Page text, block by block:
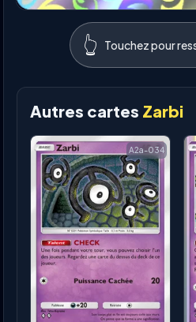
👆 Touchez pour
Autres cartes Zarbi
A2a-034